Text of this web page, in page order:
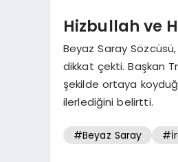
Hizbullah ve
Beyaz Saray
dikkat çekti. Başkan
şekilde ortaya
ilerlediğini belirtti.
#Beyaz Saray